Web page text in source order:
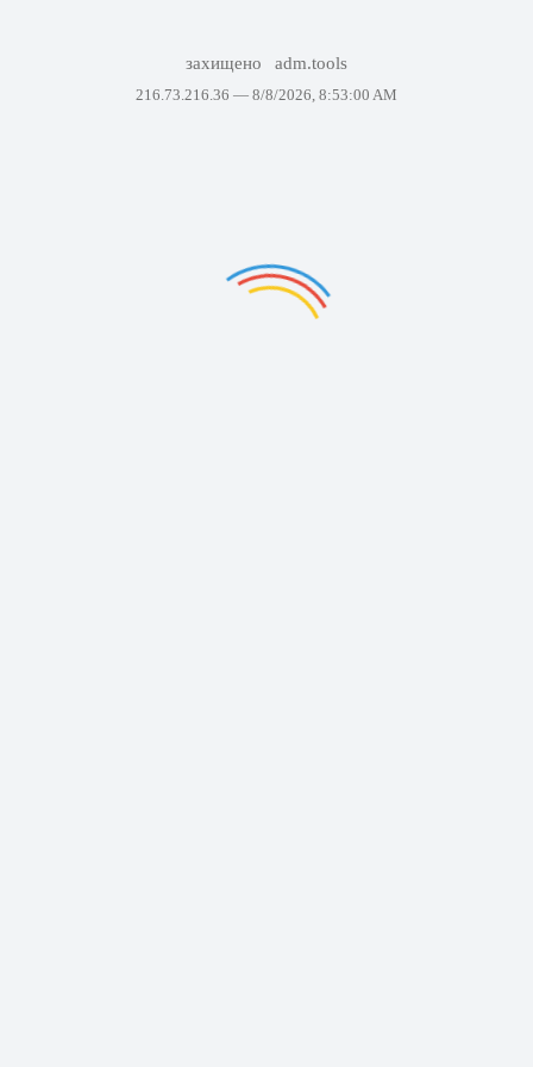
захищено adm.tools
216.73.216.36 — 8/8/2026, 8:53:00 AM